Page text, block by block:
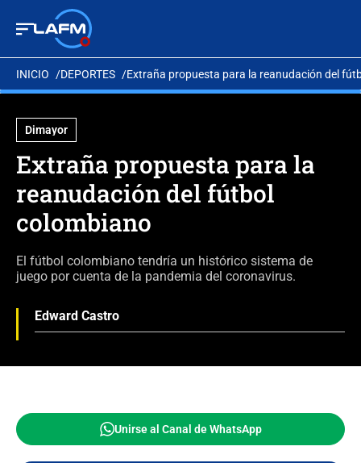
INICIO DEPORTES Extraña propuesta para la reanudación del
Dimayor
Extraña propuesta para la
reanudación del fútbol
colombiano
El fútbol colombiano tendría un histórico sistema de
juego por cuenta de la pandemia del coronavirus.
Edward Castro
Unirse al Canal de WhatsApp